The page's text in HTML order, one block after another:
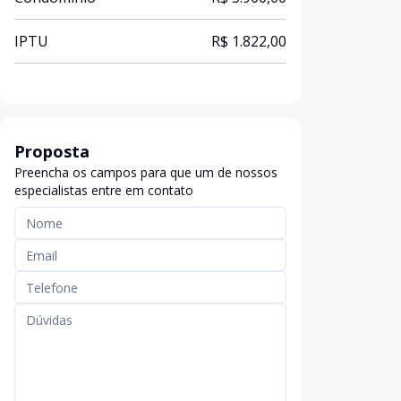
IPTU R$ 1.822,00
Proposta
Preencha os campos para que um de nossos
especialistas entre em contato